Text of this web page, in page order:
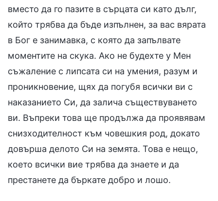
вместо да го пазите в сърцата си като дълг,
който трябва да бъде изпълнен, за вас вярата
в Бог е занимавка, с която да запълвате
моментите на скука. Ако не будехте у Мен
съжаление с липсата си на умения, разум и
проникновение, щях да погубя всички ви с
наказанието Си, да залича съществуването
ви. Въпреки това ще продължа да проявявам
снизходителност към човешкия род, докато
довърша делото Си на земята. Това е нещо,
което всички вие трябва да знаете и да
престанете да бъркате добро и лошо.